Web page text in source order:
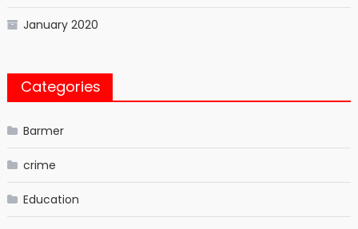
January 2020
Categories
Barmer
crime
Education